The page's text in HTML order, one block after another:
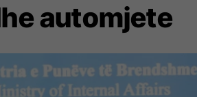
automjete